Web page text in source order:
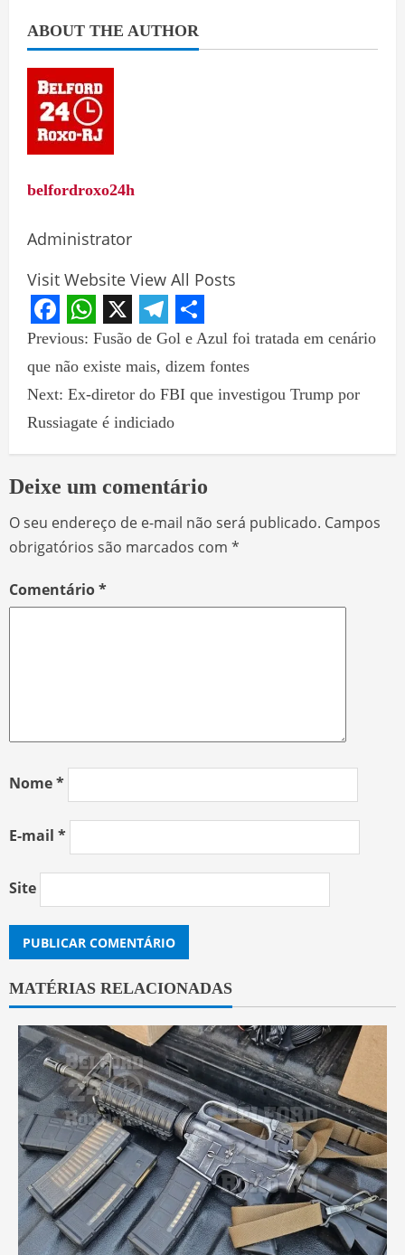
ABOUT THE AUTHOR
belfordroxo24h
Administrator
Visit Website View All Posts
Facebook
WhatsApp
X Telegram
Share
Previous: Fusão de Gol e Azul foi tratada em cenário
que não existe mais, dizem fontes
Next: Ex-diretor do FBI que investigou Trump por
Russiagate é indiciado
Deixe um comentário
O seu endereço de e-mail não será publicado. Campos
obrigatórios são marcados com *
Comentário*
Nome*
E-mail *
Site
MATÉRIAS RELACIONADAS